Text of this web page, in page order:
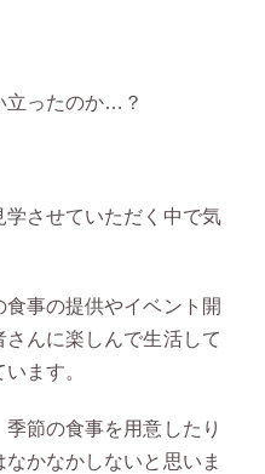
立ったのか…？
させていただく中で気
事の提供やイベント開
んに楽しんで生活して
ます。
節の食事を用意したり
かなかしないと思いま